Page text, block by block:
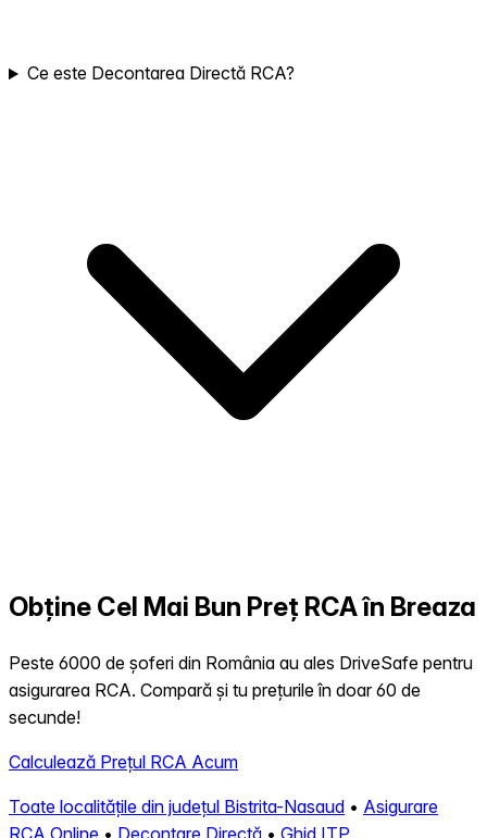
Ce este Decontarea Directă RCA?
Obține Cel Mai Bun Preț RCA în Breaza
Peste 6000 de șoferi din România au ales DriveSafe pentru
asigurarea RCA. Compară și tu prețurile în doar 60 de
secunde!
Calculează Prețul RCA Acum
Toate localitățile din județul Bistrita-Nasaud • Asigurare